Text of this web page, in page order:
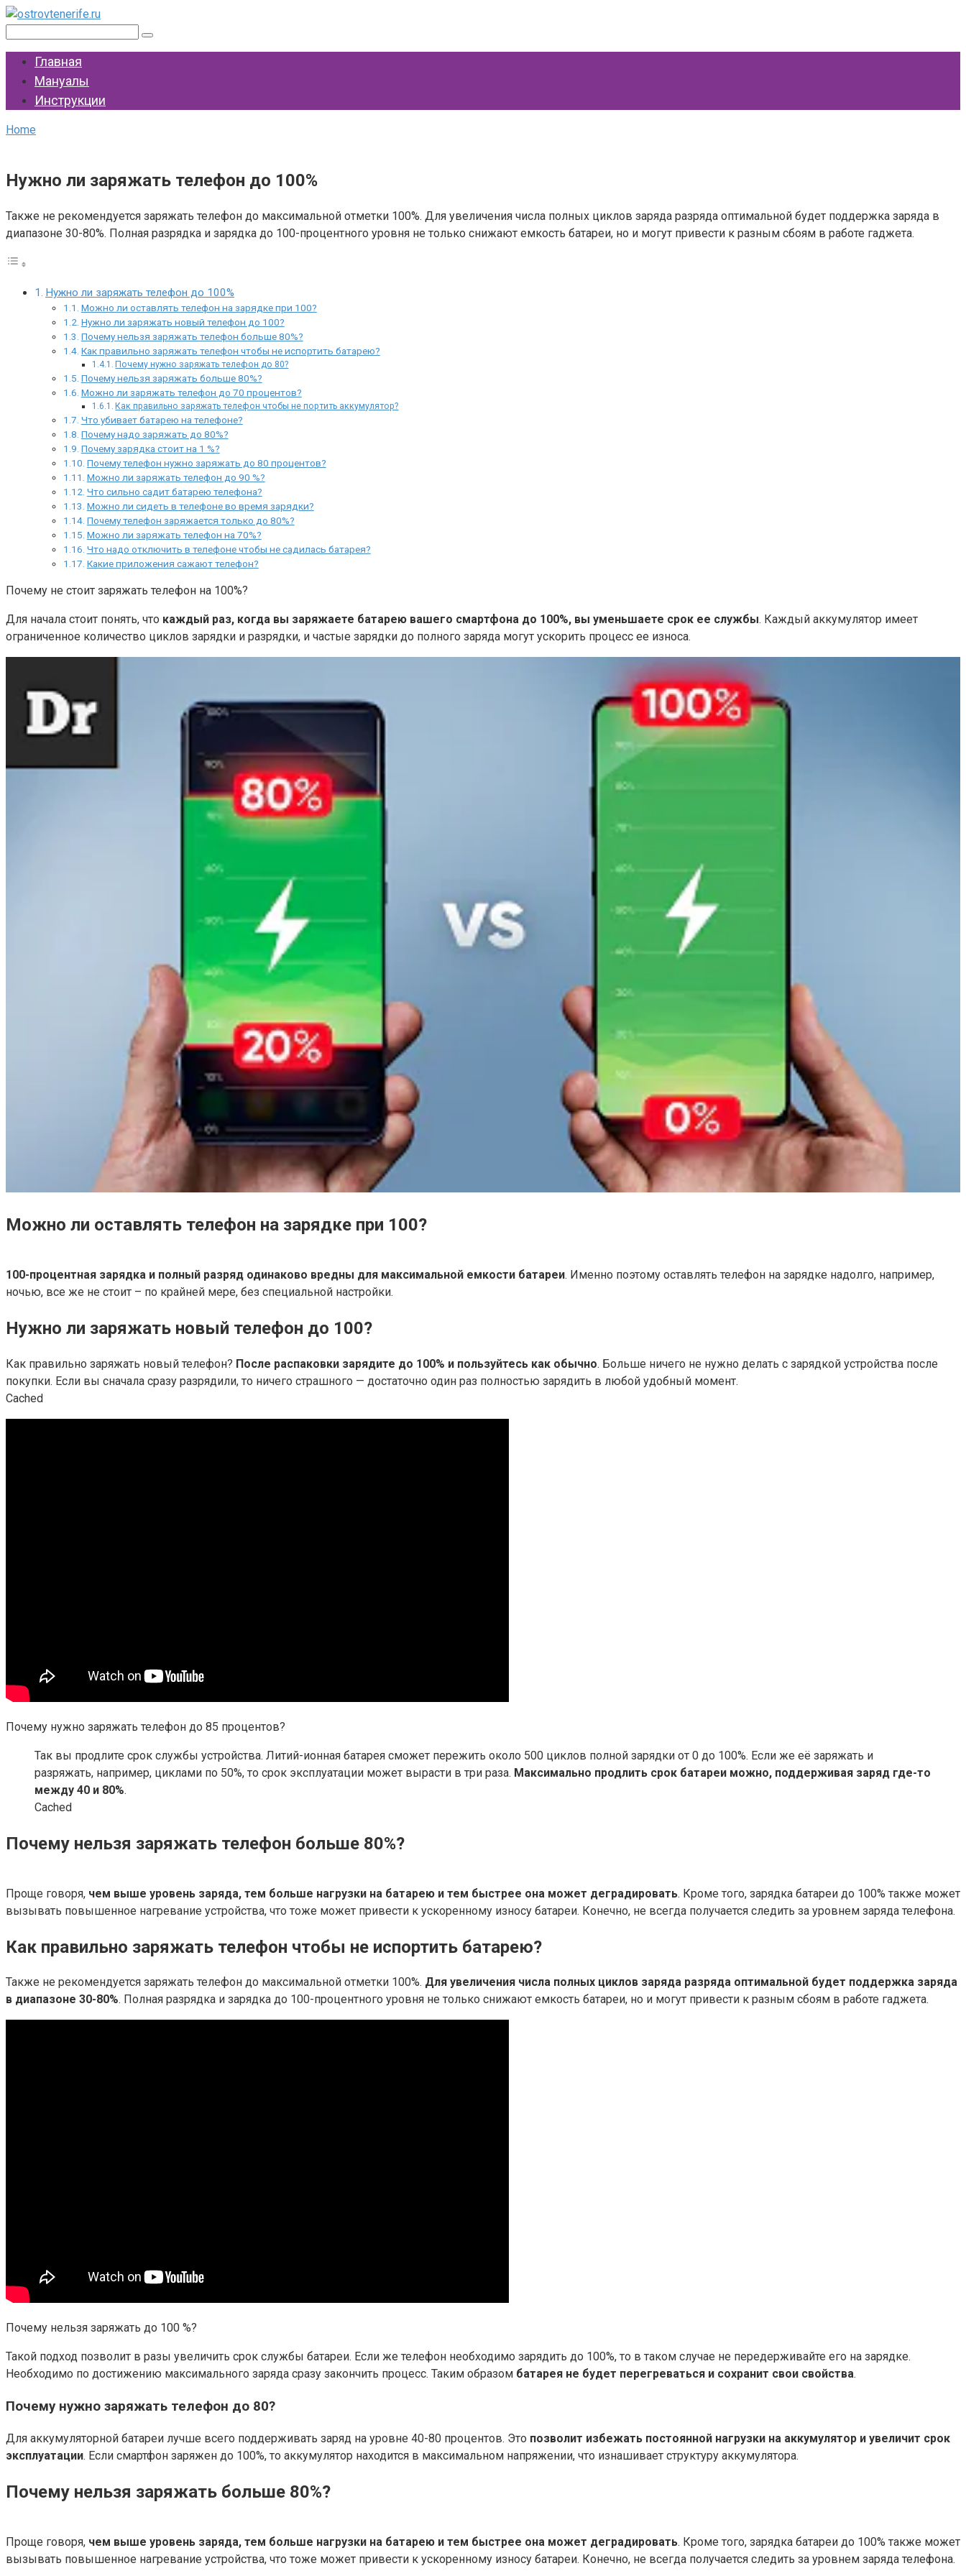
Перейти
Главная
Мануалы
Инструкции
Home
Нужно ли заряжать телефон до 100%
Также не рекомендуется заряжать телефон до максимальной отметки 100%. Для увеличения числа полных циклов заряда разряда оптимальной будет поддержка заряда в
диапазоне 30-80%. Полная разрядка и зарядка до 100-процентного уровня не только снижают емкость батареи, но и могут привести к разным сбоям в работе гаджета.
Нужно ли заряжать телефон до 100%
Можно ли оставлять телефон на зарядке при 100?
Нужно ли заряжать новый телефон до 100?
Почему нельзя заряжать телефон больше 80%?
Как правильно заряжать телефон чтобы не испортить батарею?
Почему нужно заряжать телефон до 80?
Почему нельзя заряжать больше 80%?
Можно ли заряжать телефон до 70 процентов?
Как правильно заряжать телефон чтобы не портить аккумулятор?
Что убивает батарею на телефоне?
Почему надо заряжать до 80%?
Почему зарядка стоит на 1 %?
Почему телефон нужно заряжать до 80 процентов?
Можно ли заряжать телефон до 90 %?
Что сильно садит батарею телефона?
Можно ли сидеть в телефоне во время зарядки?
Почему телефон заряжается только до 80%?
Можно ли заряжать телефон на 70%?
Что надо отключить в телефоне чтобы не садилась батарея?
Какие приложения сажают телефон?
Почему не стоит заряжать телефон на 100%?
Для начала стоит понять, что каждый раз, когда вы заряжаете батарею вашего смартфона до 100%, вы уменьшаете срок ее службы. Каждый аккумулятор имеет
ограниченное количество циклов зарядки и разрядки, и частые зарядки до полного заряда могут ускорить процесс ее износа.
Можно ли оставлять телефон на зарядке при 100?
100-процентная зарядка и полный разряд одинаково вредны для максимальной емкости батареи. Именно поэтому оставлять телефон на зарядке надолго, например,
ночью, все же не стоит – по крайней мере, без специальной настройки.
Нужно ли заряжать новый телефон до 100?
Как правильно заряжать новый телефон? После распаковки зарядите до 100% и пользуйтесь как обычно. Больше ничего не нужно делать с зарядкой устройства после
покупки. Если вы сначала сразу разрядили, то ничего страшного — достаточно один раз полностью зарядить в любой удобный момент.
Cached
Почему нужно заряжать телефон до 85 процентов?
Так вы продлите срок службы устройства. Литий-ионная батарея сможет пережить около 500 циклов полной зарядки от 0 до 100%. Если же её заряжать и
разряжать, например, циклами по 50%, то срок эксплуатации может вырасти в три раза. Максимально продлить срок батареи можно, поддерживая заряд где-то
между 40 и 80%.
Cached
Почему нельзя заряжать телефон больше 80%?
Проще говоря, чем выше уровень заряда, тем больше нагрузки на батарею и тем быстрее она может деградировать. Кроме того, зарядка батареи до 100% также может
вызывать повышенное нагревание устройства, что тоже может привести к ускоренному износу батареи. Конечно, не всегда получается следить за уровнем заряда телефона.
Как правильно заряжать телефон чтобы не испортить батарею?
Также не рекомендуется заряжать телефон до максимальной отметки 100%. Для увеличения числа полных циклов заряда разряда оптимальной будет поддержка заряда
в диапазоне 30-80%. Полная разрядка и зарядка до 100-процентного уровня не только снижают емкость батареи, но и могут привести к разным сбоям в работе гаджета.
Почему нельзя заряжать до 100 %?
Такой подход позволит в разы увеличить срок службы батареи. Если же телефон необходимо зарядить до 100%, то в таком случае не передерживайте его на зарядке.
Необходимо по достижению максимального заряда сразу закончить процесс. Таким образом батарея не будет перегреваться и сохранит свои свойства.
Почему нужно заряжать телефон до 80?
Для аккумуляторной батареи лучше всего поддерживать заряд на уровне 40-80 процентов. Это позволит избежать постоянной нагрузки на аккумулятор и увеличит срок
эксплуатации. Если смартфон заряжен до 100%, то аккумулятор находится в максимальном напряжении, что изнашивает структуру аккумулятора.
Почему нельзя заряжать больше 80%?
Проще говоря, чем выше уровень заряда, тем больше нагрузки на батарею и тем быстрее она может деградировать. Кроме того, зарядка батареи до 100% также может
вызывать повышенное нагревание устройства, что тоже может привести к ускоренному износу батареи. Конечно, не всегда получается следить за уровнем заряда телефона.